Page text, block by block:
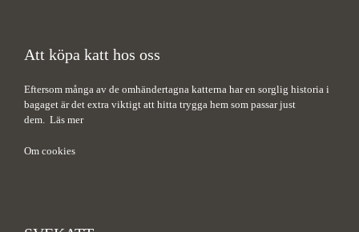
Att köpa katt hos oss
Eftersom många av de omhändertagna katterna har en sorglig historia i
bagaget är det extra viktigt att hitta trygga hem som passar just
dem. Läs mer
Om cookies